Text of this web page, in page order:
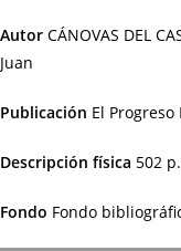
Autor CÁNOVAS DEL
Juan
Publicación El
Descripción física 502
Fondo Fondo